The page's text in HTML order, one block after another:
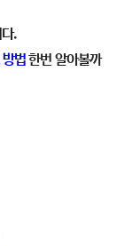
.
법한번 알아볼까